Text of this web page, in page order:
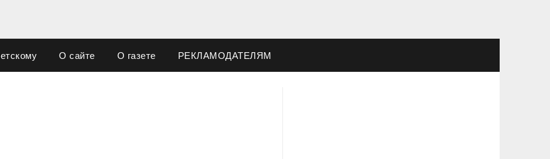
О сайте О газете РЕКЛАМОДАТЕЛЯМ